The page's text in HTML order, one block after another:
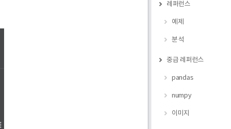
레퍼런스
예제
분석
중급 레퍼런스
pandas
numpy
이미지